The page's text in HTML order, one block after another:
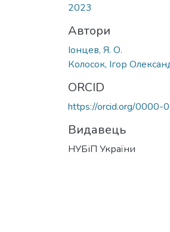
2023
Автори
Іонцев, Я. О.
Колосок, Ігор
ORCID
https://orcid.org/
Видавець
НУБіП України